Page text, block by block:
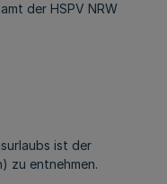
der HSPV NRW
ist der
zu entnehmen.